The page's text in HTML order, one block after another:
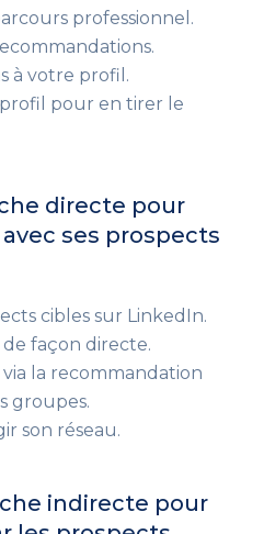
professionnel.
à votre profil.
pour en tirer le
directe pour
ses prospects
cibles sur LinkedIn.
façon directe.
la recommandation
groupes.
son réseau.
indirecte pour